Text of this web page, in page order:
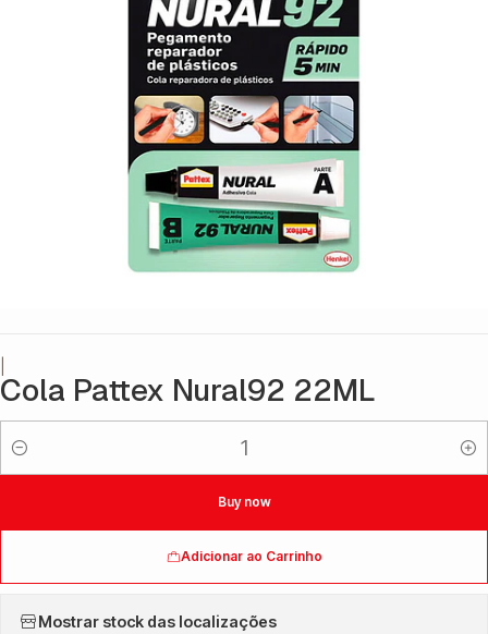
Cola Pattex Nural92 22ML
Quantidade
Adicionar ao Carrinho
Buy now
Mostrar stock das localizações